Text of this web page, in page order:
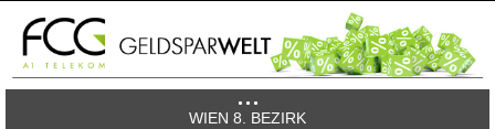
WIEN 8. BEZIRK